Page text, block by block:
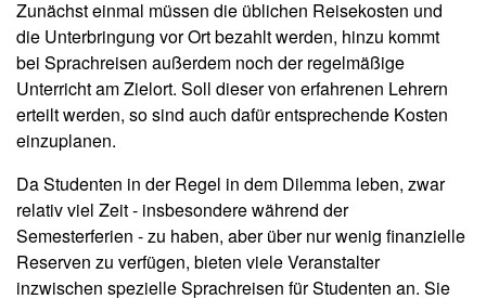
Zunächst einmal müssen die üblichen Reisekosten und
die Unterbringung vor Ort bezahlt werden, hinzu kommt
bei Sprachreisen außerdem noch der regelmäßige
Unterricht am Zielort. Soll dieser von erfahrenen Lehrern
erteilt werden, so sind auch dafür entsprechende Kosten
einzuplanen.
Da Studenten in der Regel in dem Dilemma leben, zwar
relativ viel Zeit - insbesondere während der
Semesterferien - zu haben, aber über nur wenig finanzielle
Reserven zu verfügen, bieten viele Veranstalter
inzwischen spezielle Sprachreisen für Studenten an. Sie